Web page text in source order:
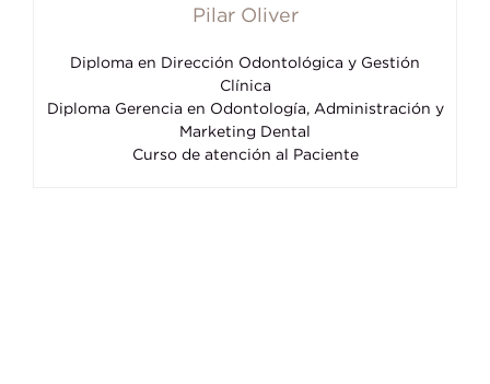
Pilar Oliver
Diploma en Dirección Odontológica y Gestión
Clínica
Diploma Gerencia en Odontología, Administración y
Marketing Dental
Curso de atención al Paciente